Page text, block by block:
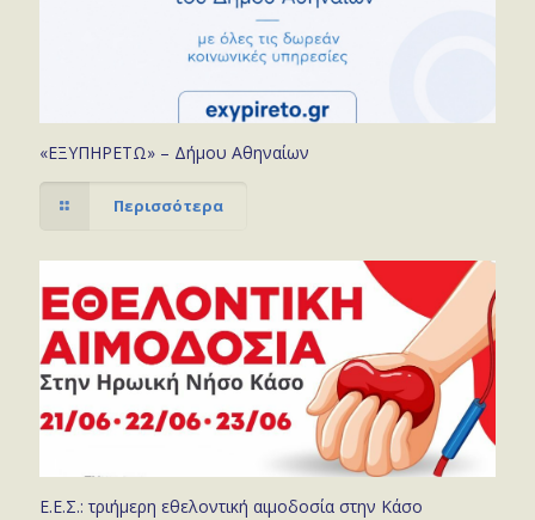
«ΕΞΥΠΗΡΕΤΩ» – Δήμου Αθηναίων
Περισσότερα
Ε.Ε.Σ.: τριήμερη εθελοντική αιμοδοσία στην Κάσο